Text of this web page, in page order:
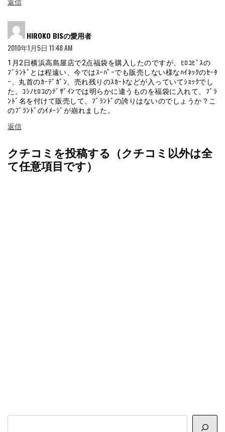
HIROKO BISの愛用者
2010年1月5日 11:48 AM
1月2日横浜高島屋店で2点福袋を購入したのですが、ﾋﾛｺﾋﾞｽの
ﾌﾞﾗﾝﾄﾞとは程遠い、今ではｽｰﾊﾟｰでも販売しない様なﾊｲﾈｯｸのｾｰﾀ
ｰ、丸首のｶｰﾃﾞｶﾞﾝ、売れ残りのｽｶｰﾄなどが入っていてｼｮｯｸでし
た。ｺｼﾉﾋﾛｺのﾃﾞｻﾞｲﾝでは明らかに違うものを福袋に入れて、ﾌﾞﾗ
ﾝﾄﾞ名を付けて販売して、ﾌﾞﾗﾝﾄﾞの誇りはないのでしょうか？こ
のﾌﾞﾗﾝﾄﾞのｲﾒｰｼﾞが崩れました。
返信
クチコミを投稿する（クチコミ以外は全
て任意項目です）
サ